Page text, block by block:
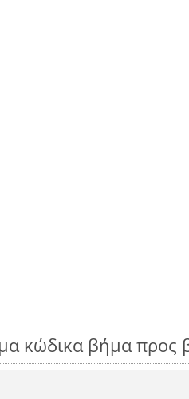
κώδικα βήμα προς